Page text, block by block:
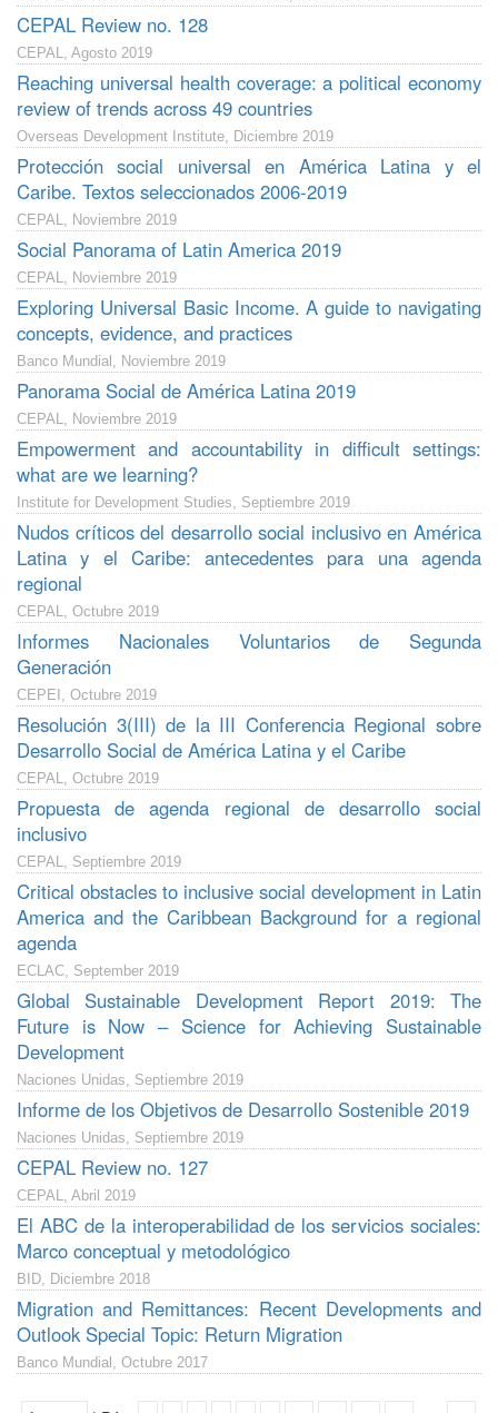
CEPAL Review no. 128
CEPAL, Agosto 2019
Reaching universal health coverage: a political economy
review of trends across 49 countries
Overseas Development Institute, Diciembre 2019
Protección social universal en América Latina y el
Caribe. Textos seleccionados 2006-2019
CEPAL, Noviembre 2019
Social Panorama of Latin America 2019
CEPAL, Noviembre 2019
Exploring Universal Basic Income. A guide to navigating
concepts, evidence, and practices
Banco Mundial, Noviembre 2019
Panorama Social de América Latina 2019
CEPAL, Noviembre 2019
Empowerment and accountability in difficult settings:
what are we learning?
Institute for Development Studies, Septiembre 2019
Nudos críticos del desarrollo social inclusivo en América
Latina y el Caribe: antecedentes para una agenda
regional
CEPAL, Octubre 2019
Informes Nacionales Voluntarios de Segunda
Generación
CEPEI, Octubre 2019
Resolución 3(III) de la III Conferencia Regional sobre
Desarrollo Social de América Latina y el Caribe
CEPAL, Octubre 2019
Propuesta de agenda regional de desarrollo social
inclusivo
CEPAL, Septiembre 2019
Critical obstacles to inclusive social development in Latin
America and the Caribbean Background for a regional
agenda
ECLAC, September 2019
Global Sustainable Development Report 2019: The
Future is Now – Science for Achieving Sustainable
Development
Naciones Unidas, Septiembre 2019
Informe de los Objetivos de Desarrollo Sostenible 2019
Naciones Unidas, Septiembre 2019
CEPAL Review no. 127
CEPAL, Abril 2019
El ABC de la interoperabilidad de los servicios sociales:
Marco conceptual y metodológico
BID, Diciembre 2018
Migration and Remittances: Recent Developments and
Outlook Special Topic: Return Migration
Banco Mundial, Octubre 2017